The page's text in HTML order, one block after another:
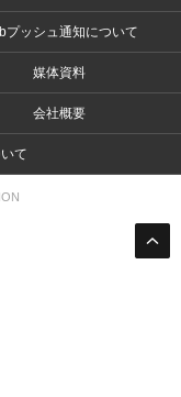
プッシュ通知について
媒体資料
会社概要
て